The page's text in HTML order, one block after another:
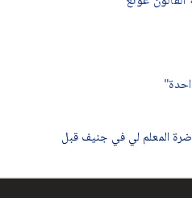
المعلم لي في جنيف قبل